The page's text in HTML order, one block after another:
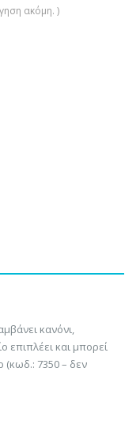
ακόμη. )
κανόνι,
επιπλέει και μπορεί
(κωδ.: 7350 – δεν